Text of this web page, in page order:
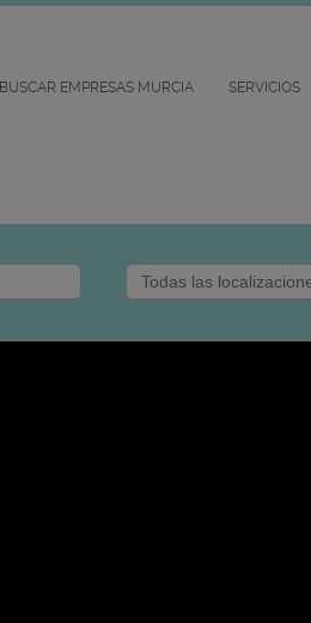
BUSCAR EMPRESAS MURCIA SERVICIOS